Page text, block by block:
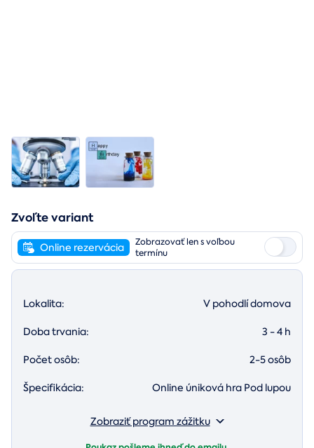
Zvoľte variant
Online rezervácia
Zobrazovať len s voľbou
termínu
Lokalita: V pohodlí domova
Doba trvania: 3 - 4 h
Počet osôb: 2-5 osôb
Špecifikácia: Online úniková hra Pod lupou
Zobraziť program zážitku